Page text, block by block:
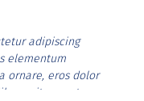
adipiscing
elementum
ornare, eros dolor
vitae erat.